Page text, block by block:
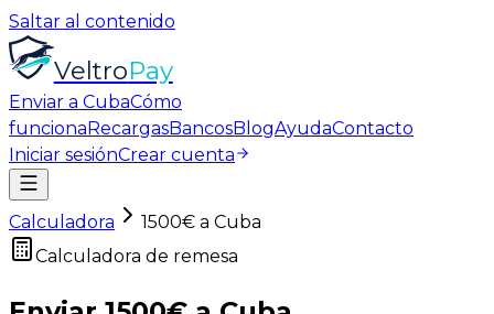
Saltar al contenido
VeltroPay
Enviar a CubaCómo
funcionaRecargasBancosBlogAyudaContacto
Iniciar sesiónCrear cuenta
Calculadora 1500€ a Cuba
Calculadora de remesa